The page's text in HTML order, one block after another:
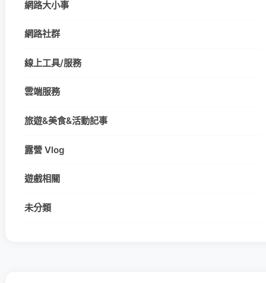
網路大小事
網路社群
線上工具/服務
雲端服務
旅遊&美食&活動記事
露營 Vlog
遊戲相關
未分類